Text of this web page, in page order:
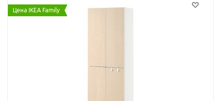
Цена IKEA Family